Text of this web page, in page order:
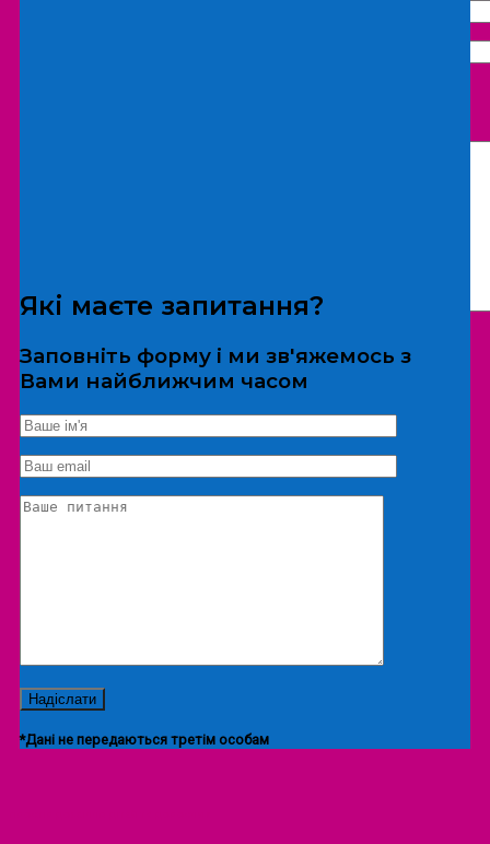
*Дані не передаються третім особам
Екскурсія/локація
Які маєте запитання?
Заповніть форму і ми зв'яжемось з
Вами найближчим часом
*Дані не передаються третім особам